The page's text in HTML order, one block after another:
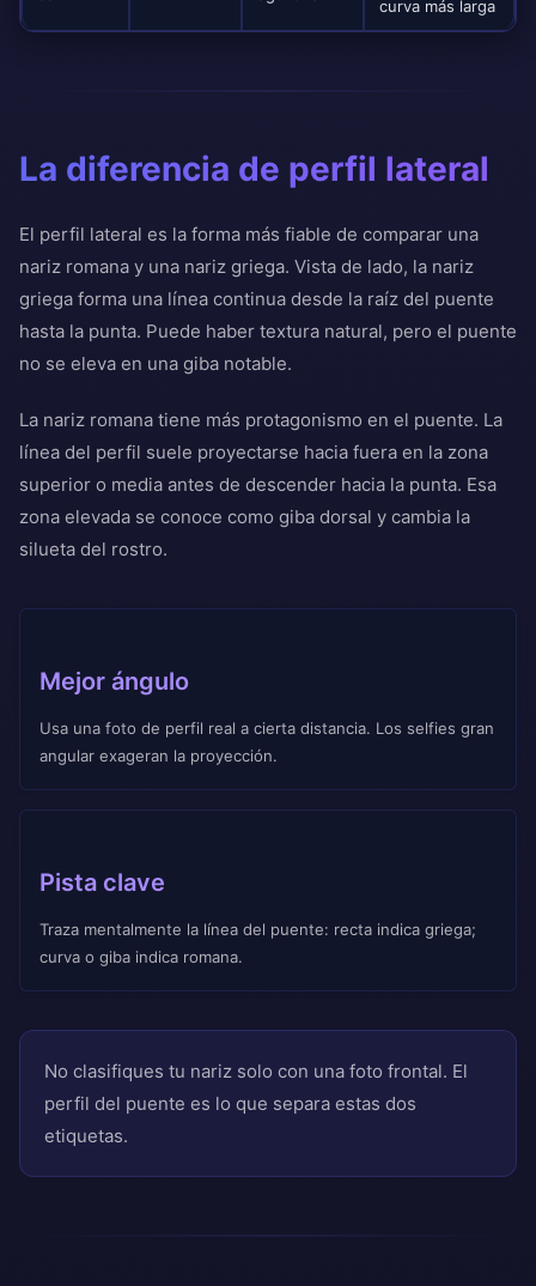
curva más larga
La diferencia de perfil lateral
El perfil lateral es la forma más fiable de comparar una
nariz romana y una nariz griega. Vista de lado, la nariz
griega forma una línea continua desde la raíz del puente
hasta la punta. Puede haber textura natural, pero el puente
no se eleva en una giba notable.
La nariz romana tiene más protagonismo en el puente. La
línea del perfil suele proyectarse hacia fuera en la zona
superior o media antes de descender hacia la punta. Esa
zona elevada se conoce como giba dorsal y cambia la
silueta del rostro.
Mejor ángulo
Usa una foto de perfil real a cierta distancia. Los selfies gran
angular exageran la proyección.
Pista clave
Traza mentalmente la línea del puente: recta indica griega;
curva o giba indica romana.
No clasifiques tu nariz solo con una foto frontal. El
perfil del puente es lo que separa estas dos
etiquetas.